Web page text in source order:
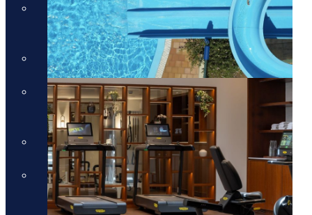
התענוגות של רומא וטוסקנה עם
חיים קוזניץ
הכוכבים של יוון - סוכות
טיול בדרום איטליה וברומא עם
חיים קוזניץ
טיול מאורגן לדולומיטים
טיול טברנות באתונה עם אמנון
גופר